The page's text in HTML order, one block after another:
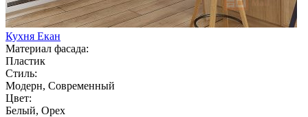
Кухня Екан
Материал фасада:
Пластик
Стиль:
Модерн, Современный
Цвет:
Белый, Орех